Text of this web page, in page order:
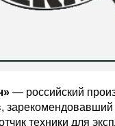
— российский
зарекомендовавший
техники для